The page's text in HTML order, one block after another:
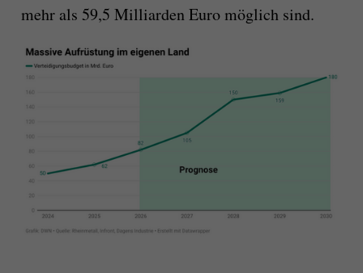
mehr als 59,5 Milliarden Euro möglich sind.